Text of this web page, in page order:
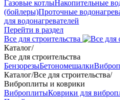
Газовые котлыНакопительные
(бойлеры)Проточные
для водонагревателей
Перейти в раздел
Все для строительства
Каталог/
Все для строительства
БензорезыБетономешалки
Каталог/Все для строительства/
Виброплиты и коврики
ВиброплитыКоврики для